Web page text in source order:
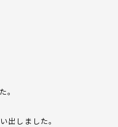
。
出しました。